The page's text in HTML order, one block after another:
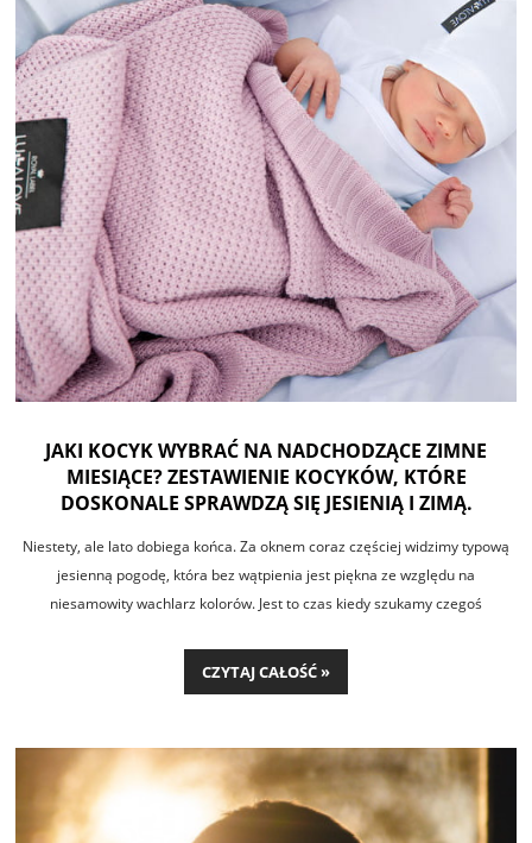
JAKI KOCYK WYBRAĆ NA NADCHODZĄCE ZIMNE
MIESIĄCE? ZESTAWIENIE KOCYKÓW, KTÓRE
DOSKONALE SPRAWDZĄ SIĘ JESIENIĄ I ZIMĄ.
Niestety, ale lato dobiega końca. Za oknem coraz częściej widzimy typową
jesienną pogodę, która bez wątpienia jest piękna ze względu na
niesamowity wachlarz kolorów. Jest to czas kiedy szukamy czegoś
Przedstawiamy Wam propozycje kocyków na jesień i zimę, a mamy ich w
CZYTAJ CAŁOŚĆ »